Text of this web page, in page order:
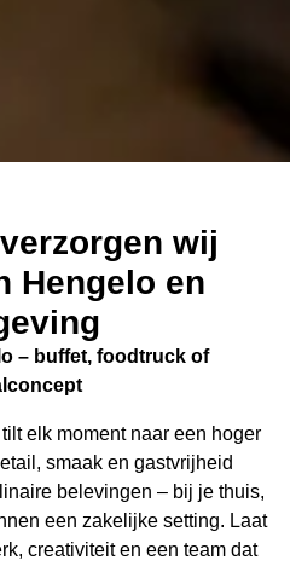
wij
Hengelo en
– buffet, foodtruck of
elk moment naar een hoger
smaak en gastvrijheid
belevingen – bij je thuis,
een zakelijke setting. Laat
creativiteit en een team dat